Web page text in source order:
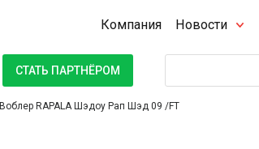
Компания Новости
СТАТЬ ПАРТНЁРОМ
Воблер RAPALA Шэдоу Рап Шэд 09 /FT